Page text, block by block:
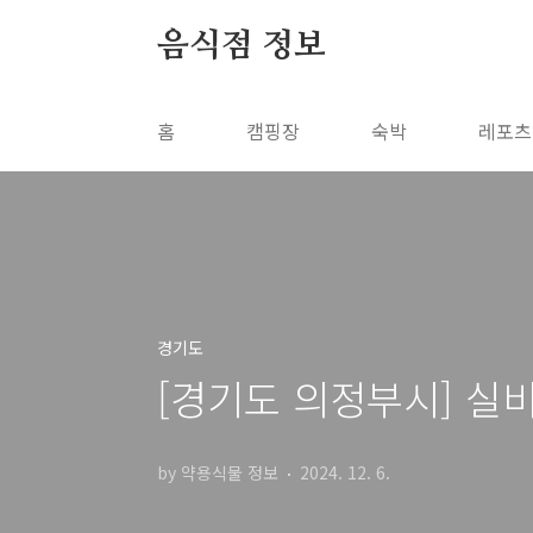
음식점 정보
홈 캠핑장 숙박 레포츠
경기도
[경기도 의정부시] 실
by 약용식물 정보 2024. 12. 6.